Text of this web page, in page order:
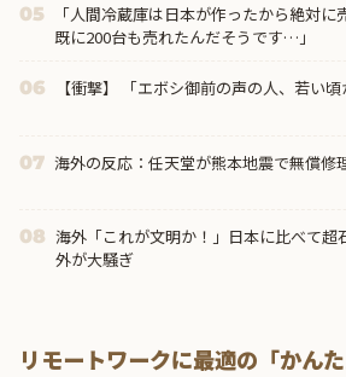
05
「人間冷蔵庫は日本が作ったから絶対に
既に200台も売れたんだそうです…」
06 【衝撃】 「エボシ御前の声の人、若
07 海外の反応：任天堂が熊本地震で無償修
08 海外「これが文明か！」日本に比べて超
外が大騒ぎ
リモートワークに最適の「かん